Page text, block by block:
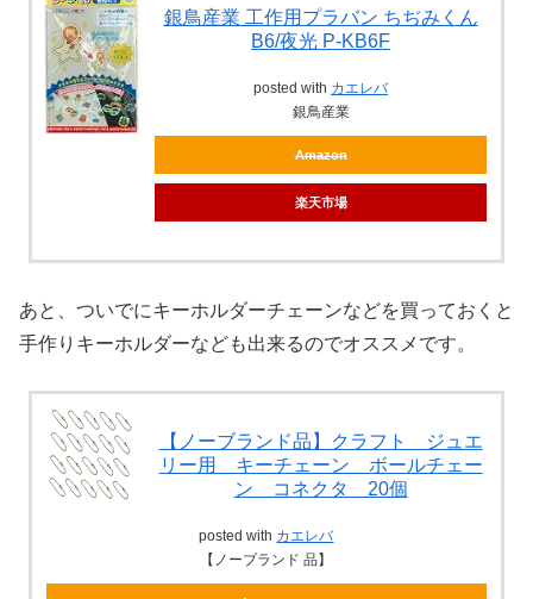
銀鳥産業 工作用プラバン ちぢみくん
B6/夜光 P-KB6F
posted with カエレバ
銀鳥産業
Amazon
楽天市場
あと、ついでにキーホルダーチェーンなどを買っておくと
手作りキーホルダーなども出来るのでオススメです。
【ノーブランド品】クラフト ジュエ
リー用 キーチェーン ボールチェー
ン コネクタ 20個
posted with カエレバ
【ノーブランド 品】